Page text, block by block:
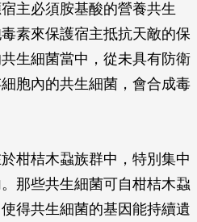
主必須胺基酸的營養共生
素來保護宿主抵抗天敵的保
生細菌當中，從未具有防衛
胞內的共生細菌，會合成毒
柑桔木蝨族群中，特別集中
那些共生細菌可自柑桔木蝨
得共生細菌的基因能持續遺